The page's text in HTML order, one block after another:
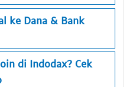
ke Dana & Bank
di Indodax? Cek